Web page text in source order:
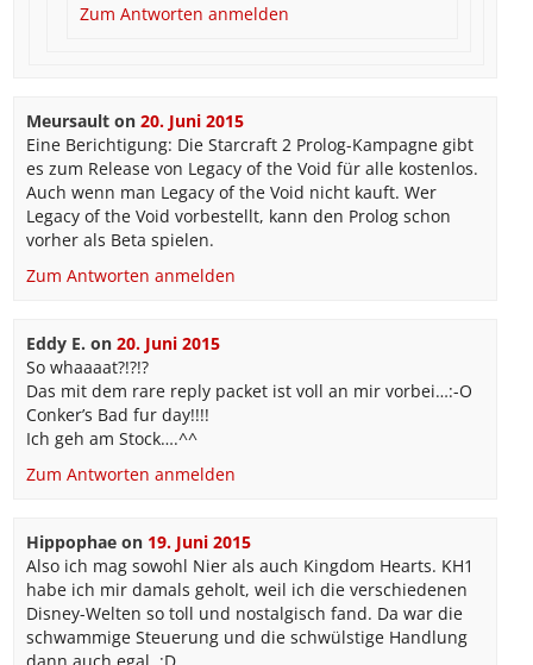
Zum Antworten anmelden
Meursaulton 20. Juni 2015
Eine Berichtigung: Die Starcraft 2 Prolog-Kampagne gibt
es zum Release von Legacy of the Void für alle kostenlos.
Auch wenn man Legacy of the Void nicht kauft. Wer
Legacy of the Void vorbestellt, kann den Prolog schon
vorher als Beta spielen.
Zum Antworten anmelden
Eddy E. on 20. Juni 2015
So whaaaat?!?!?
Das mit dem rare reply packet ist voll an mir vorbei…:-O
Conker’s Bad fur day!!!!
Ich geh am Stock….^^
Zum Antworten anmelden
Hippophaeon 19. Juni 2015
Also ich mag sowohl Nier als auch Kingdom Hearts. KH1
habe ich mir damals geholt, weil ich die verschiedenen
Disney-Welten so toll und nostalgisch fand. Da war die
schwammige Steuerung und die schwülstige Handlung